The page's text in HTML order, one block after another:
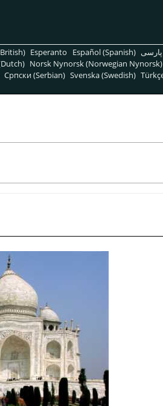
Esperanto Español (Spanish)
Norsk Nynorsk (Norwegian Nynorsk)
Српски (Serbian) Svenska (Swedish)